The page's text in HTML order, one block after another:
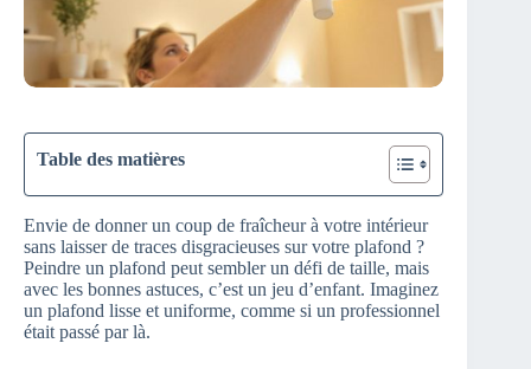
Table des matières
Envie de donner un coup de fraîcheur à votre intérieur
sans laisser de traces disgracieuses sur votre plafond ?
Peindre un plafond peut sembler un défi de taille, mais
avec les bonnes astuces, c’est un jeu d’enfant. Imaginez
un plafond lisse et uniforme, comme si un professionnel
était passé par là.